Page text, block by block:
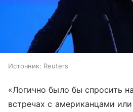
Источник: Reuters
«Логично было бы спросить
встречах с американцами